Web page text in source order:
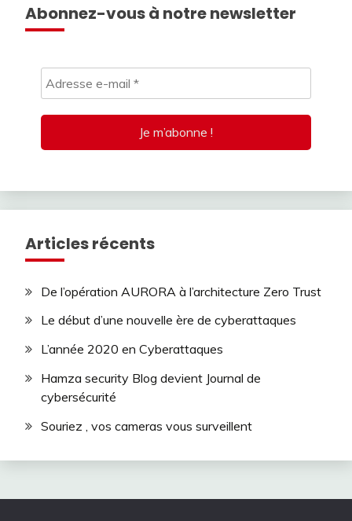
Abonnez-vous à notre newsletter
Articles récents
De l’opération AURORA à l’architecture Zero Trust
Le début d’une nouvelle ère de cyberattaques
L’année 2020 en Cyberattaques
Hamza security Blog devient Journal de
cybersécurité
Souriez , vos cameras vous surveillent